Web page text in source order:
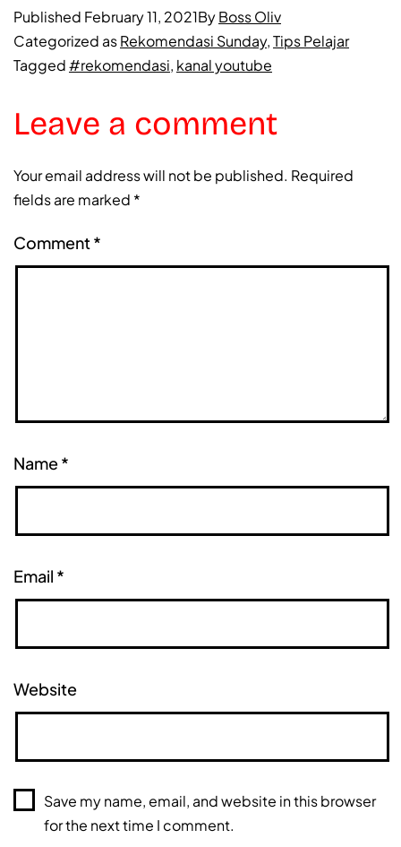
Published February 11, 2021ByBoss Oliv
Categorized asRekomendasi Sunday,Tips Pelajar
Tagged#rekomendasi, kanal youtube
Leave a comment
Your email address will not be published. Required
fields are marked *
Comment*
Name*
Email *
Website
Save my name, email, and website in this browser
for the next time I comment.